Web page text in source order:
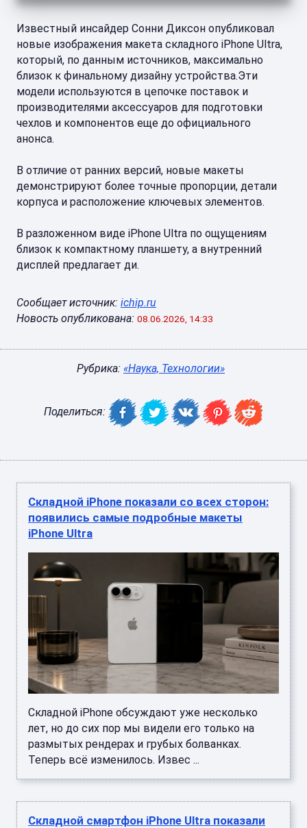
Известный инсайдер Сонни Диксон опубликовал
новые изображения макета складного iPhone Ultra,
который, по данным источников, максимально
близок к финальному дизайну устройства.Эти
модели используются в цепочке поставок и
производителями аксессуаров для подготовки
чехлов и компонентов еще до официального
анонса.
В отличие от ранних версий, новые макеты
демонстрируют более точные пропорции, детали
корпуса и расположение ключевых элементов.
В разложенном виде iPhone Ultra по ощущениям
близок к компактному планшету, а внутренний
дисплей предлагает ди.
Сообщает источник: ichip.ru
Новость опубликована: 08.06.2026, 14:33
Рубрика: «Наука, Технологии»
Поделиться:
Складной iPhone показали со всех сторон:
появились самые подробные макеты
iPhone Ultra
Складной iPhone обсуждают уже несколько
лет, но до сих пор мы видели его только на
размытых рендерах и грубых болванках.
Теперь всё изменилось. Извес ...
Складной смартфон iPhone Ultra показали